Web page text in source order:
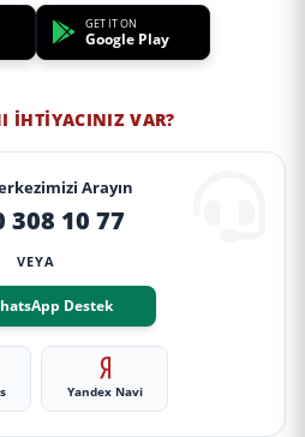
GET IT ON
Google Play
İHTIYACINIZ VAR?
Arayın
308 10 77
VEYA
Destek
Yandex Navi